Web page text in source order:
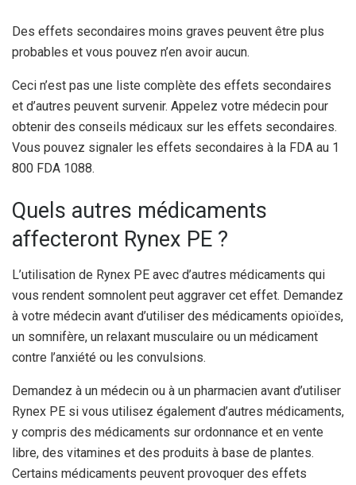
Des effets secondaires moins graves peuvent être plus
probables et vous pouvez n’en avoir aucun.
Ceci n’est pas une liste complète des effets secondaires
et d’autres peuvent survenir. Appelez votre médecin pour
obtenir des conseils médicaux sur les effets secondaires.
Vous pouvez signaler les effets secondaires à la FDA au 1
800 FDA 1088.
Quels autres médicaments
affecteront Rynex PE ?
L’utilisation de Rynex PE avec d’autres médicaments qui
vous rendent somnolent peut aggraver cet effet. Demandez
à votre médecin avant d’utiliser des médicaments opioïdes,
un somnifère, un relaxant musculaire ou un médicament
contre l’anxiété ou les convulsions.
Demandez à un médecin ou à un pharmacien avant d’utiliser
Rynex PE si vous utilisez également d’autres médicaments,
y compris des médicaments sur ordonnance et en vente
libre, des vitamines et des produits à base de plantes.
Certains médicaments peuvent provoquer des effets